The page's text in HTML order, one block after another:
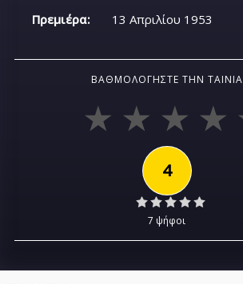
Πρεμιέρα:
13 Απριλίου 1953
ΒΑΘΜΟΛΟΓΉΣΤΕ ΤΗΝ ΤΑΙΝΊΑ
4
7 ψήφοι